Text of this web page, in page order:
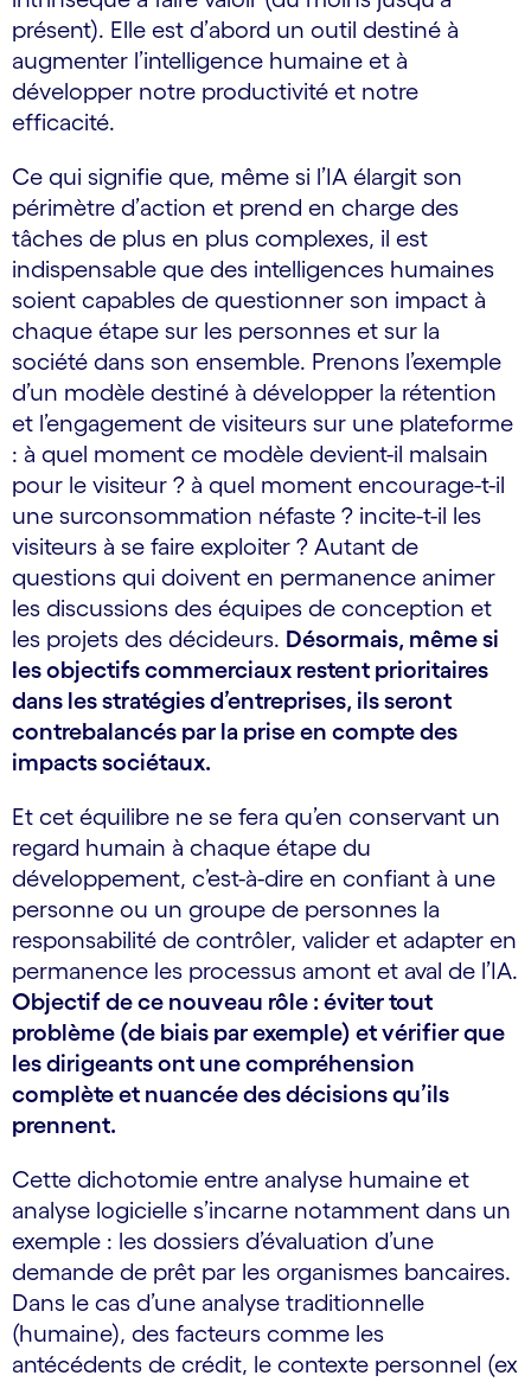
présent). Elle est d’abord un outil destiné à
augmenter l’intelligence humaine et à
développer notre productivité et notre
efficacité.
Ce qui signifie que, même si l’IA élargit son
périmètre d’action et prend en charge des
tâches de plus en plus complexes, il est
indispensable que des intelligences humaines
soient capables de questionner son impact à
chaque étape sur les personnes et sur la
société dans son ensemble. Prenons l’exemple
d’un modèle destiné à développer la rétention
et l’engagement de visiteurs sur une plateforme
: à quel moment ce modèle devient-il malsain
pour le visiteur ? à quel moment encourage-t-il
une surconsommation néfaste ? incite-t-il les
visiteurs à se faire exploiter ? Autant de
questions qui doivent en permanence animer
les discussions des équipes de conception et
les projets des décideurs. Désormais, même si
les objectifs commerciaux restent prioritaires
dans les stratégies d’entreprises, ils seront
contrebalancés par la prise en compte des
impacts sociétaux.
Et cet équilibre ne se fera qu’en conservant un
regard humain à chaque étape du
développement, c’est-à-dire en confiant à une
personne ou un groupe de personnes la
responsabilité de contrôler, valider et adapter en
permanence les processus amont et aval de l’IA.
Objectif de ce nouveau rôle : éviter tout
problème (de biais par exemple) et vérifier que
les dirigeants ont une compréhension
complète et nuancée des décisions qu’ils
prennent.
Cette dichotomie entre analyse humaine et
analyse logicielle s’incarne notamment dans un
exemple : les dossiers d’évaluation d’une
demande de prêt par les organismes bancaires.
Dans le cas d’une analyse traditionnelle
(humaine), des facteurs comme les
antécédents de crédit, le contexte personnel (ex